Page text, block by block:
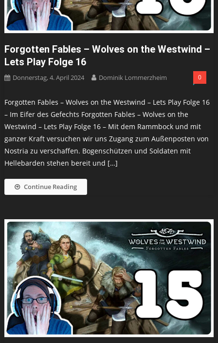
Forgotten Fables – Wolves on the Westwind –
Lets Play Folge 16
Donnerstag, 4. April 2024 Dominik Lommerzheim 0
Forgotten Fables – Wolves on the Westwind – Lets Play Folge 16
– Im Eifer des Gefechts Forgotten Fables – Wolves on the
Westwind – Lets Play Folge 16 – Mit dem Rammbock und mit
ganzer Kraft versuchen wir uns Zugang zum Außenposten von
Nostria zu verschaffen. Bogenschützen und Soldaten mit
Hellebarden stehen bereit und […]
Continue Reading